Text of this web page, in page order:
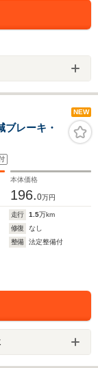
NEW
レーキ・
本体価格
196.0万円
走行 1.5万km
修復
なし
整備
法定整備付